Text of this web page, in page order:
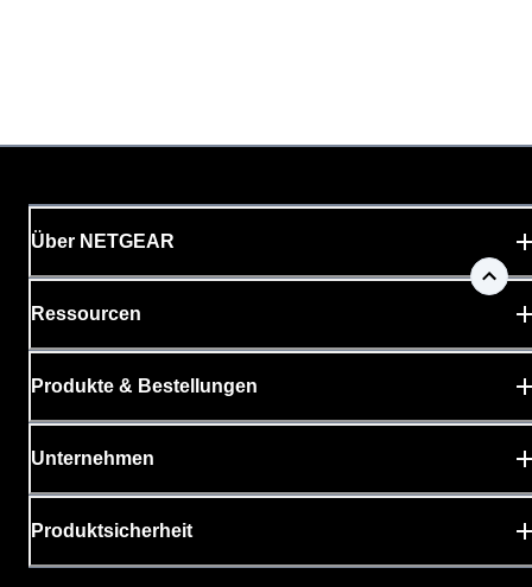
Über NETGEAR
Ressourcen
Produkte & Bestellungen
Unternehmen
Produktsicherheit